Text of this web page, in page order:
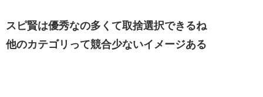
スピ賢は優秀なの多くて取捨選択できるね
他のカテゴリって競合少ないイメージある